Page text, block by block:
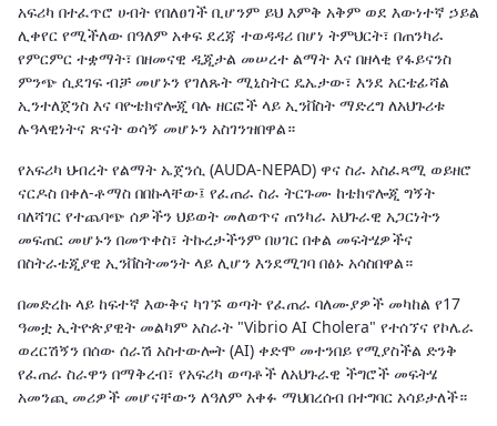
አፍሪካ በተፈጥሮ ሀብት የበለፀገች ቢሆንም ይህ እምቅ አቅም ወደ እውነተኛ ኃይል
ሊቀየር የሚችለው በዓለም አቀፍ ደረጃ ተወዳዳሪ በሆነ ትምህርት፣ በጠንካራ
የምርምር ተቋማት፣ በዘመናዊ ዲጂታል መሠረተ ልማት እና በዘላቂ የፋይናንስ
ምንጭ ሲደገፍ ብቻ መሆኑን የገለጹት ሚኒስትር ዴኤታው፣ እንደ አርቴፊሻል
ኢንተለጀንስ እና ባዮቴክኖሎጂ ባሉ ዘርፎች ላይ ኢንቨስት ማድረግ ለአህጉሪቱ
ሉዓላዊነትና ጽናት ወሳኝ መሆኑን አስገንዝበዋል።
የአፍሪካ ህብረት የልማት ኤጀንሲ (AUDA-NEPAD) ዋና ስራ አስፈጻሚ ወይዘሮ
ናርዶስ በቀለ-ቶማስ በበኩላቸው፤ የፈጠራ ስራ ትርጉሙ ከቴክኖሎጂ ግኝት
ባለሻገር የተጨባጭ ሰዎችን ህይወት መለወጥና ጠንካራ አህጉራዊ አጋርነትን
መፍጠር መሆኑን በመጥቀስ፣ ትኩረታችንም በሀገር በቀል መፍትሄዎችና
በስትራቴጂያዊ ኢንቨስትመንት ላይ ሊሆን እንደሚገባ በፅኑ አሳስበዋል።
በመድረኩ ላይ ከፍተኛ እውቅና ካገኙ ወጣት የፈጠራ ባለሙያዎች መካከል የ17
ዓመቷ ኢትዮጵያዊት መልካም አስራት "Vibrio AI Cholera" የተሰኘና የኮሌራ
ወረርሽኝን በሰው ሰራሽ አስተውሎት (AI) ቀድሞ መተንበይ የሚያስችል ድንቅ
የፈጠራ ስራዋን በማቅረብ፣ የአፍሪካ ወጣቶች ለአህጉራዊ ችግሮች መፍትሄ
አመንጪ መሪዎች መሆናቸውን ለዓለም አቀፉ ማህበረሰብ በተግባር አሳይታለች።